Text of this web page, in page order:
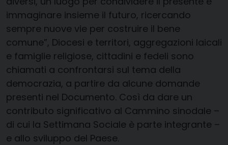
immaginare insieme il futuro, ricercando
sempre nuove vie per costruire il bene
comune”, Diocesi e territori, aggregazioni laicali
e famiglie religiose, cittadini e fedeli sono
chiamati a confrontarsi sul tema della
democrazia, a partire da alcune domande
presenti nel Documento. Così da dare un
contributo significativo al Cammino sinodale –
di cui la Settimana Sociale è parte integrante –
e allo sviluppo del Paese.